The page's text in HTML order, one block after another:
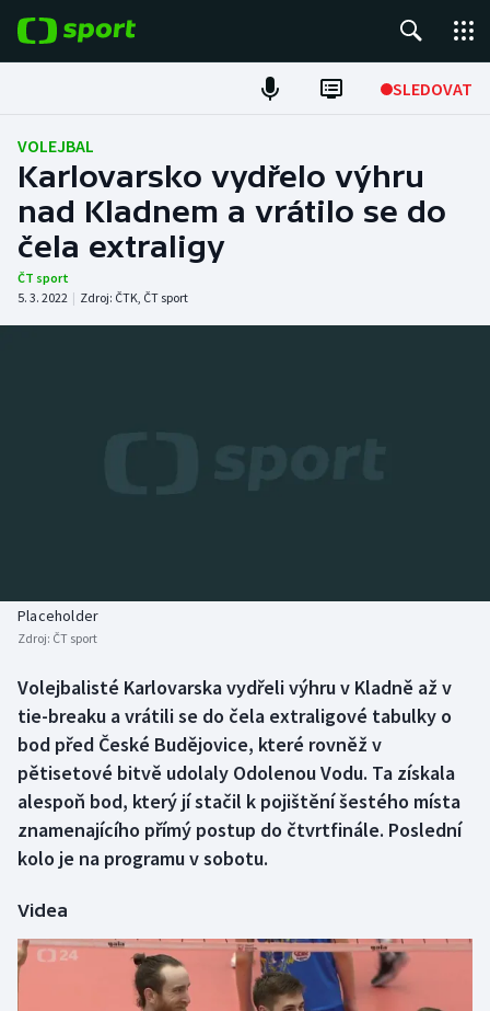
SLEDOVAT
Fotbal
Hokej
Tenis
Atletika
Biatlon
Box
Curling
Dostihy
Florbal
Aplikace ČT sport
VOLEJBAL
Karlovarsko vydřelo výhru
nad Kladnem a vrátilo se do
čela extraligy
ČT sport
5. 3. 2022 | Zdroj: ČTK, ČT sport
Placeholder
Zdroj: ČT sport
Volejbalisté Karlovarska vydřeli výhru v Kladně až v
tie-breaku a vrátili se do čela extraligové tabulky o
bod před České Budějovice, které rovněž v
pětisetové bitvě udolaly Odolenou Vodu. Ta získala
alespoň bod, který jí stačil k pojištění šestého místa
znamenajícího přímý postup do čtvrtfinále. Poslední
kolo je na programu v sobotu.
Videa